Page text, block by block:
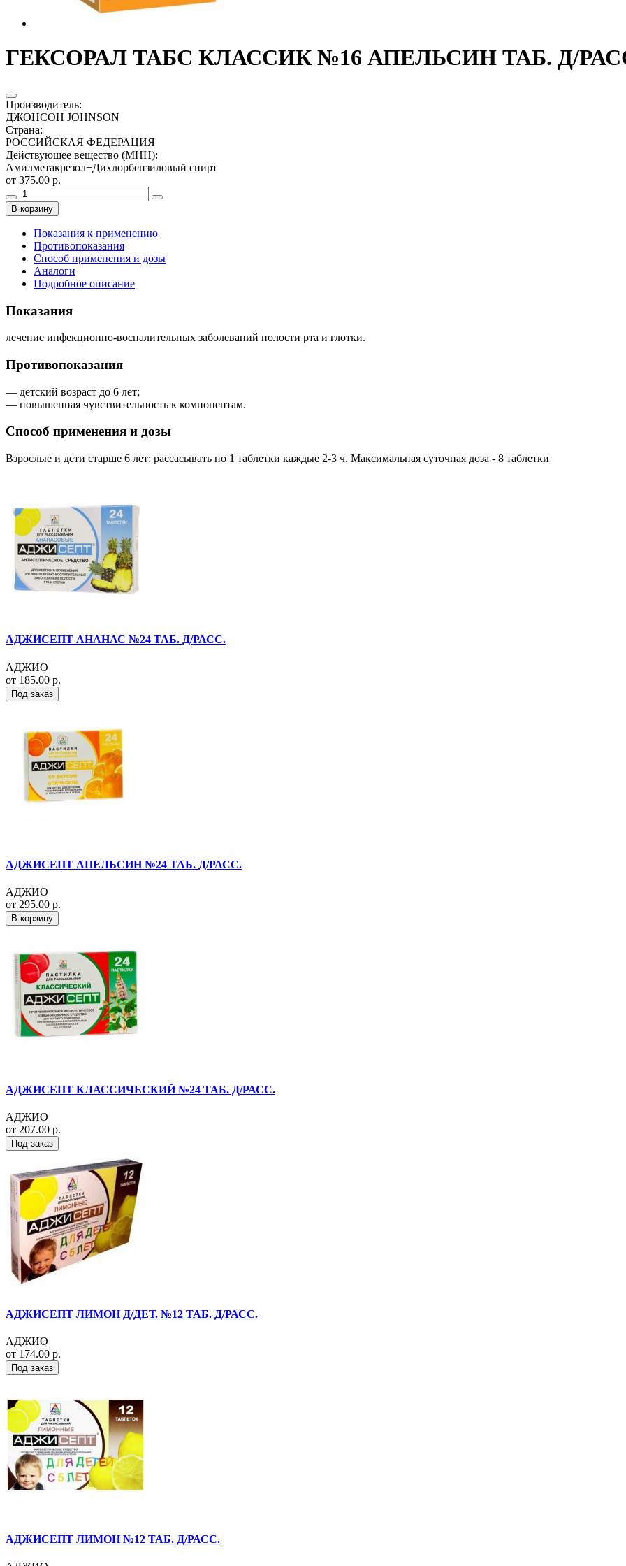
ГЕКСОРАЛ ТАБС КЛАССИК №16 АПЕЛЬСИН ТАБ. Д/
Производитель:
ДЖОНСОН JOHNSON
Страна:
РОССИЙСКАЯ ФЕДЕРАЦИЯ
Действующее вещество (МНН):
Амилметакрезол+Дихлорбензиловый спирт
от 375.00 р.
В корзину
Показания к применению
Противопоказания
Способ применения и дозы
Аналоги
Подробное описание
Показания
лечение инфекционно-воспалительных заболеваний полости рта и глотки.
Противопоказания
— детский возраст до 6 лет;
— повышенная чувствительность к компонентам.
Способ применения и дозы
Взрослые и дети старше 6 лет: рассасывать по 1 таблетки каждые 2-3 ч. Максимальная суточная доза - 8 таблетки
АДЖИСЕПТ АНАНАС №24 ТАБ. Д/РАСС.
АДЖИО
от 185.00 р.
Под заказ
АДЖИСЕПТ АПЕЛЬСИН №24 ТАБ. Д/РАСС.
АДЖИО
от 295.00 р.
В корзину
АДЖИСЕПТ КЛАССИЧЕСКИЙ №24 ТАБ. Д/РАСС.
АДЖИО
от 207.00 р.
Под заказ
АДЖИСЕПТ ЛИМОН Д/ДЕТ. №12 ТАБ. Д/РАСС.
АДЖИО
от 174.00 р.
Под заказ
АДЖИСЕПТ ЛИМОН №12 ТАБ. Д/РАСС.